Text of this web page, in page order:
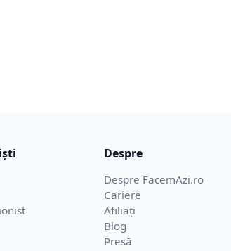
Despre
Despre FacemAzi.ro
Cariere
Afiliați
Blog
Presă